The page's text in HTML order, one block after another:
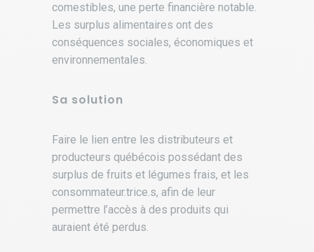
comestibles, une perte financière notable.
Les surplus alimentaires ont des
conséquences sociales, économiques et
environnementales.
Sa solution
Faire le lien entre les distributeurs et
producteurs québécois possédant des
surplus de fruits et légumes frais, et les
consommateur.trice.s, afin de leur
permettre l’accès à des produits qui
auraient été perdus.